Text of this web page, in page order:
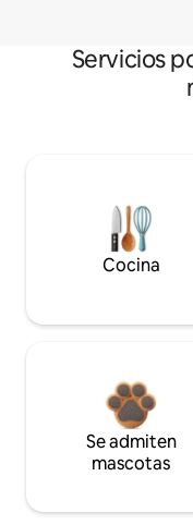
Servicios
Cocina
Se admiten
mascotas